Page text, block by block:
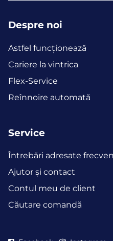
Despre noi
Astfel funcţionează
Cariere la vintrica
Flex-Service
Reînnoire automată
Service
Întrebări adresate
Ajutor și contact
Contul meu de client
Căutare comandă